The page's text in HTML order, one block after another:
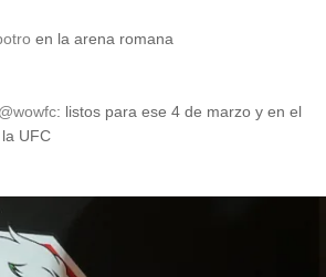
en la arena romana
@wowfc: listos para ese 4 de marzo y en el
UFC